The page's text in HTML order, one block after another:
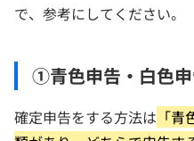
で、参考にしてください。
①青色申告・白色
確定申告をする方法は 「